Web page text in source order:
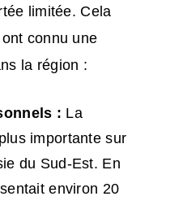
limitée. Cela
connu une
la région :
: La
importante sur
du Sud-Est. En
environ 20